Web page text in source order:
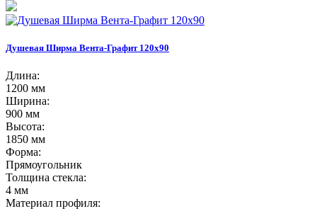
Душевая Ширма Вента-Графит 120х90
Длина:
1200 мм
Ширина:
900 мм
Высота:
1850 мм
Форма:
Прямоугольник
Толщина стекла:
4 мм
Материал профиля: